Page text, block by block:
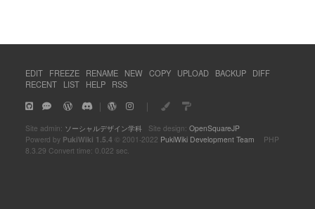
EDIT FREEZE RENAME NEW COPY UPLOAD BACKUP
DIFF
RECENT
LIST HELP RSS
｜ ｜
Site admin: ソーシャルデザイン学科Site design: OpenSquareJP
Powerd by PukiWiki 1.5.4 © 2001-2022 PukiWiki Development Team PHP
8.3.29 Convert time: 0.022 sec.